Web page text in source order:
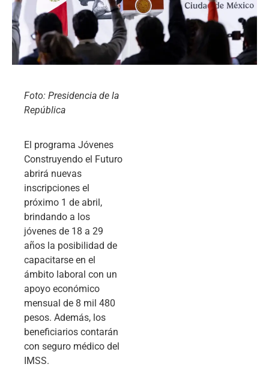
Foto: Presidencia de la
República
El programa Jóvenes
Construyendo el Futuro
abrirá nuevas
inscripciones el
próximo 1 de abril,
brindando a los
jóvenes de 18 a 29
años la posibilidad de
capacitarse en el
ámbito laboral con un
apoyo económico
mensual de 8 mil 480
pesos. Además, los
beneficiarios contarán
con seguro médico del
IMSS.